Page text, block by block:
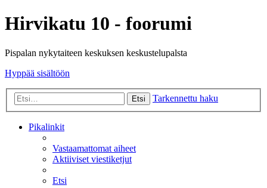
Hirvikatu 10 - foorumi
Pispalan nykytaiteen keskuksen keskustelupalsta
Hyppää sisältöön
Etsi Tarkennettu haku
Pikalinkit
Vastaamattomat aiheet
Aktiiviset viestiketjut
Etsi